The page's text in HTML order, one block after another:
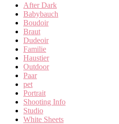
After Dark
Babybauch
Boudoir
Braut
Dudeoir
Familie
Haustier
Outdoor
Paar
pet
Portrait
Shooting Info
Studio
White Sheets